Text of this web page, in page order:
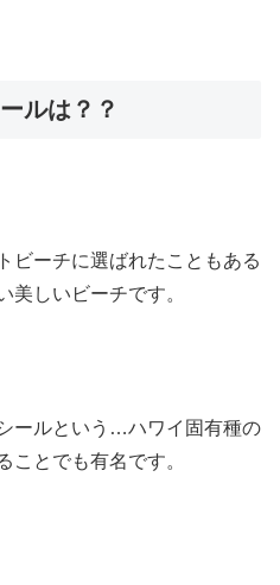
ルは？？
ビーチに選ばれたこともある
しいビーチです。
ールという…ハワイ固有種の
ことでも有名です。